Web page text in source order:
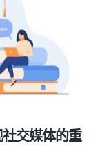
交媒体的重